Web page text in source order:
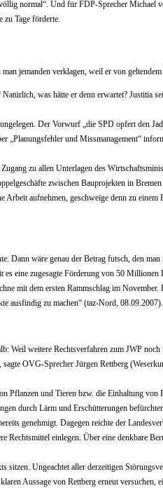
normal“. Und für FDP-Sprecher Michael
Tage förderte.
jemanden verklagen, weil er von
was hätte er denn erwartet? Justitia
Der Vorwurf „die SPD opfert den
und Missmanagement“
zu allen Unterlagen des
zwischen Bauprojekten in
aufnehmen, geschweige denn zu
Dann wäre genau der Betrag futsch, den
eine zugesagte Förderung von 50 Millionen
mit dem ersten Rammschlag im November.
ausfindig zu machen“ (taz-Nord, 08.09.2007).
Weil weitere Rechtsverfahren zum JWP
OVG-Sprecher Jürgen Rettberg
Pflanzen und Tieren bzw. die Einhaltung
durch Lärm und Erschütterungen
genehmigt. Dagegen reichte der
Rechtsmittel einlegen. Über eine denkbare
Ungeachtet aller derzeitigen
Aussage von Rettberg erneut versuchen,